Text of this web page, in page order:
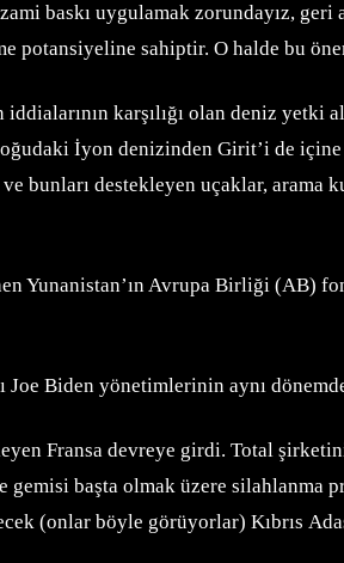
baskı uygulamak zorundayız,
potansiyeline sahiptir. O halde bu
iddialarının karşılığı olan deniz
İyon denizinden Girit’i de
bunları destekleyen uçaklar, arama
Avrupa Birliği (AB)
Biden yönetimlerinin aynı
Fransa devreye girdi. Total
gemisi başta olmak üzere silahlanma
(onlar böyle görüyorlar) Kıbrıs